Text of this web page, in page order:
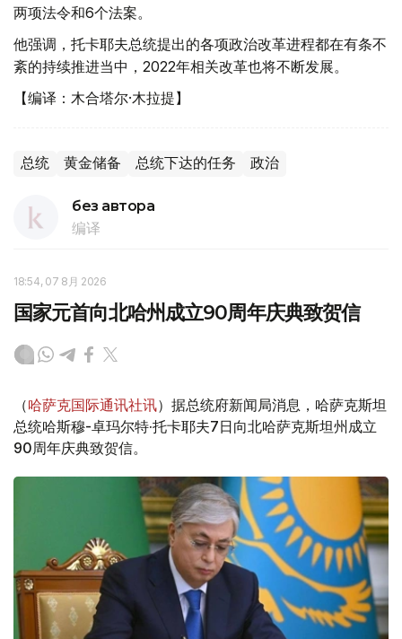
两项法令和6个法案。
他强调，托卡耶夫总统提出的各项政治改革进程都在有条不
紊的持续推进当中，2022年相关改革也将不断发展。
【编译：木合塔尔·木拉提】
总统 黄金储备 总统下达的任务 政治
без автора
编译
18:54, 07 8月 2026
国家元首向北哈州成立90周年庆典致贺信
（哈萨克国际通讯社讯）据总统府新闻局消息，哈萨克斯坦
总统哈斯穆-卓玛尔特·托卡耶夫7日向北哈萨克斯坦州成立
90周年庆典致贺信。